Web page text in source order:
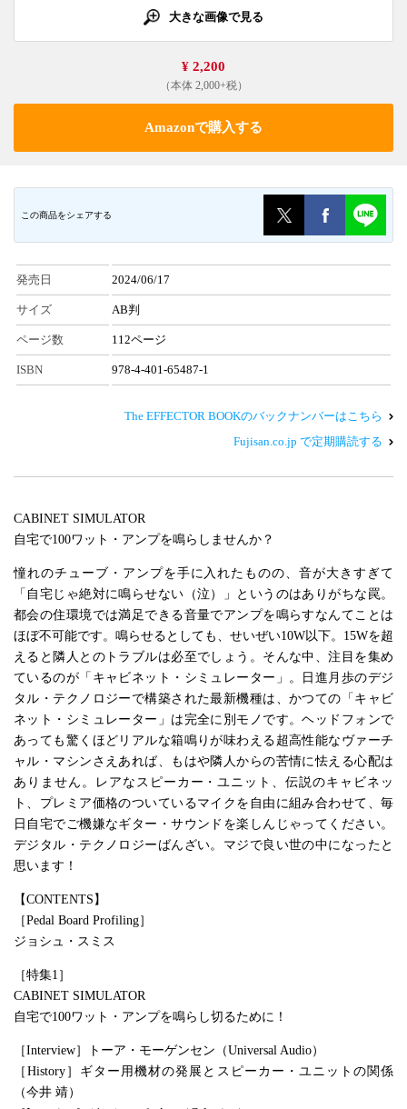
大きな画像で見る
¥ 2,200
（本体 2,000+税）
Amazonで購入する
この商品をシェアする
発売日 2024/06/17
サイズ AB判
ページ数 112ページ
ISBN 978-4-401-65487-1
The EFFECTOR BOOKのバックナンバーはこちら
Fujisan.co.jp で定期購読する
CABINET SIMULATOR
自宅で100ワット・アンプを鳴らしませんか？
憧れのチューブ・アンプを手に入れたものの、音が大きすぎて
「自宅じゃ絶対に鳴らせない（泣）」というのはありがちな罠。
都会の住環境では満足できる音量でアンプを鳴らすなんてことは
ほぼ不可能です。鳴らせるとしても、せいぜい10W以下。15Wを超
えると隣人とのトラブルは必至でしょう。そんな中、注目を集め
ているのが「キャビネット・シミュレーター」。日進月歩のデジ
タル・テクノロジーで構築された最新機種は、かつての「キャビ
ネット・シミュレーター」は完全に別モノです。ヘッドフォンで
あっても驚くほどリアルな箱鳴りが味わえる超高性能なヴァーチ
ャル・マシンさえあれば、もはや隣人からの苦情に怯える心配は
ありません。レアなスピーカー・ユニット、伝説のキャビネッ
ト、プレミア価格のついているマイクを自由に組み合わせて、毎
日自宅でご機嫌なギター・サウンドを楽しんじゃってください。
デジタル・テクノロジーばんざい。マジで良い世の中になったと
思います！
【CONTENTS】
［Pedal Board Profiling］
ジョシュ・スミス
［特集1］
CABINET SIMULATOR
自宅で100ワット・アンプを鳴らし切るために！
［Interview］トーア・モーゲンセン（Universal Audio）
［History］ギター用機材の発展とスピーカー・ユニットの関係
（今井 靖）